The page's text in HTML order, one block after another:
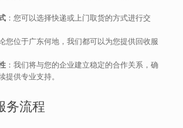
：您可以选择快递或上门取货的方式进行交
您位于广东何地，我们都可以为您提供回收服
：我们将与您的企业建立稳定的合作关系，确
提供专业支持。
务流程